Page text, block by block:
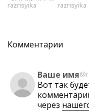
razrisyika razrisyika
Комментарии
Ваше имя
Вот так
через